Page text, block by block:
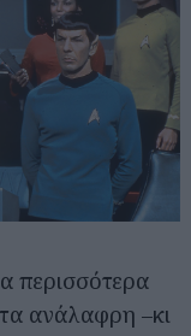
περισσότερα
ανάλαφρη –κι